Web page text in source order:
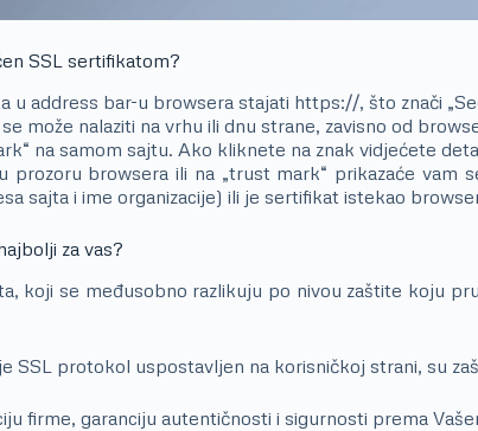
SSL sertifikatom?
u address bar-u browsera stajati https://, što znači
može nalaziti na vrhu ili dnu strane, zavisno od
na samom sajtu. Ako kliknete na znak vidjećete
prozoru browsera ili na „trust mark“ prikazaće
sajta i ime organizacije) ili je sertifikat istekao
za vas?
koji se međusobno razlikuju po nivou zaštite koju
SSL protokol uspostavljen na korisničkoj strani, su
firme, garanciju autentičnosti i sigurnosti prema